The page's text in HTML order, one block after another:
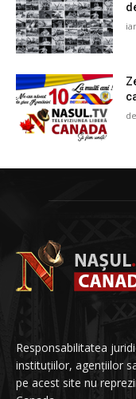
Responsabilitatea
instituțiilor, agențiilor
pe acest site nu